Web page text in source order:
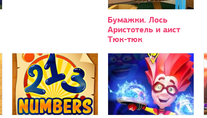
Бумажки. Лось
Аристотель и аист
Тюк-тюк